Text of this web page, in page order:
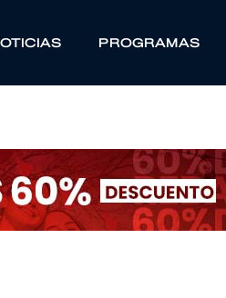
PROGRAMAS